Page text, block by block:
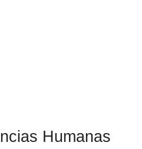
Humanas